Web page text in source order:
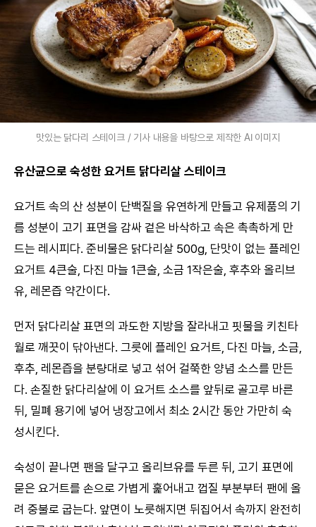
맛있는 닭다리 스테이크 / 기사 내용을 바탕으로 제작한 AI 이미지
유산균으로 숙성한 요거트 닭다리살 스테이크
요거트 속의 산 성분이 단백질을 유연하게 만들고 유제품의 기
름 성분이 고기 표면을 감싸 겉은 바삭하고 속은 촉촉하게 만
드는 레시피다. 준비물은 닭다리살 500g, 단맛이 없는 플레인
요거트 4큰술, 다진 마늘 1큰술, 소금 1작은술, 후추와 올리브
유, 레몬즙 약간이다.
먼저 닭다리살 표면의 과도한 지방을 잘라내고 핏물을 키친타
월로 깨끗이 닦아낸다. 그릇에 플레인 요거트, 다진 마늘, 소금,
후추, 레몬즙을 분량대로 넣고 섞어 걸쭉한 양념 소스를 만든
다. 손질한 닭다리살에 이 요거트 소스를 앞뒤로 골고루 바른
뒤, 밀폐 용기에 넣어 냉장고에서 최소 2시간 동안 가만히 숙
성시킨다.
숙성이 끝나면 팬을 달구고 올리브유를 두른 뒤, 고기 표면에
묻은 요거트를 손으로 가볍게 훑어내고 껍질 부분부터 팬에 올
려 중불로 굽는다. 앞면이 노릇해지면 뒤집어서 속까지 완전히